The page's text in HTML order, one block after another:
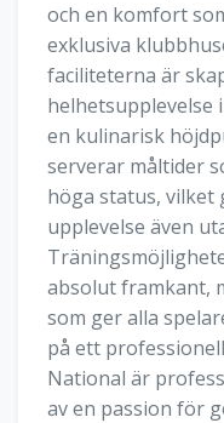
och en komfort
exklusiva
faciliteterna är
helhetsupplevelse
en kulinarisk
serverar måltider
höga status, vilket
upplevelse även
absolut framkant,
som ger alla
på ett
National är
av en passion för